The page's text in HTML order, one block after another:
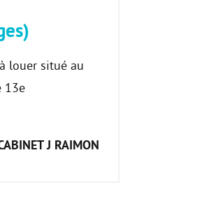
louer situé au
13e
J RAIMON